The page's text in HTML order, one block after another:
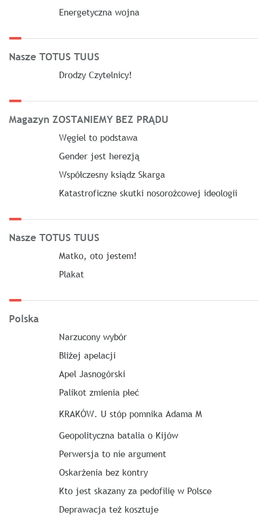
Energetyczna wojna
Nasze TOTUS TUUS
Drodzy Czytelnicy!
Magazyn ZOSTANIEMY BEZ PRĄDU
Węgiel to podstawa
Gender jest herezją
Współczesny ksiądz Skarga
Katastroficzne skutki nosorożcowej ideologii
Nasze TOTUS TUUS
Matko, oto jestem!
Plakat
Polska
Narzucony wybór
Bliżej apelacji
Apel Jasnogórski
Palikot zmienia płeć
KRAKÓW. U stóp pomnika Adama M
Geopolityczna batalia o Kijów
Perwersja to nie argument
Oskarżenia bez kontry
Kto jest skazany za pedofilię w Polsce
Deprawacja też kosztuje